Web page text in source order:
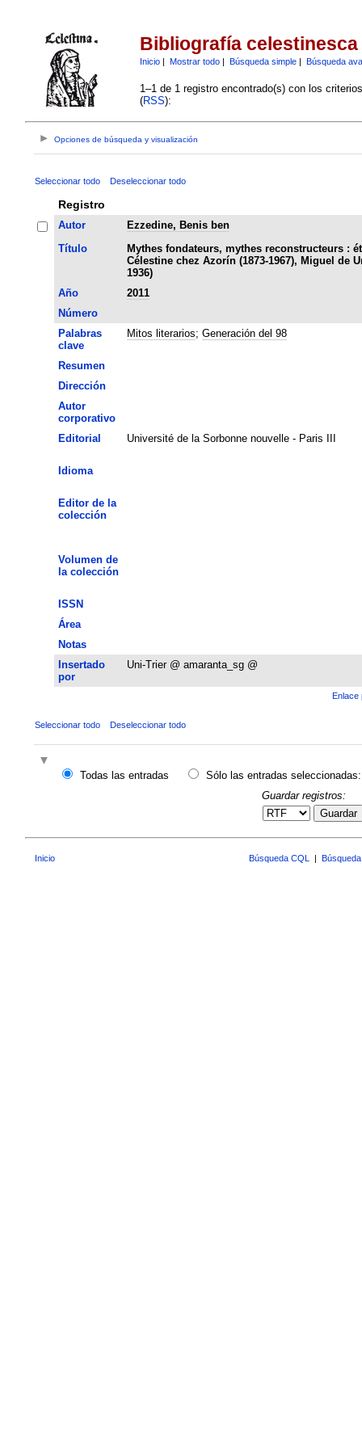
Bibliografía celestinesca
Inicio| Mostrar todo| Búsqueda simple| Búsqueda
1–1 de 1 registro encontrado(s) con los
(RSS):
Opciones de búsqueda y visualización
Seleccionar todo Deseleccionar todo
Registro
Autor
Ezzedine, Benis ben
Título
Mythes fondateurs, mythes reconstructeurs :
Célestine chez Azorín (1873-1967), Miguel de
1936)
Año
2011
Número
Palabras
clave
Mitos literarios; Generación del 98
Resumen
Dirección
Autor
corporativo
Editorial
Université de la Sorbonne nouvelle - Paris III
Idioma
Editor de la
colección
Volumen de
la colección
ISSN
Área
Notas
Insertado
por
Uni-Trier @ amaranta_sg @
Enlace
Seleccionar todo Deseleccionar todo
Todas las entradas
Sólo las entradas seleccionadas:
Guardar registros:
Guardar
Inicio Búsqueda CQL